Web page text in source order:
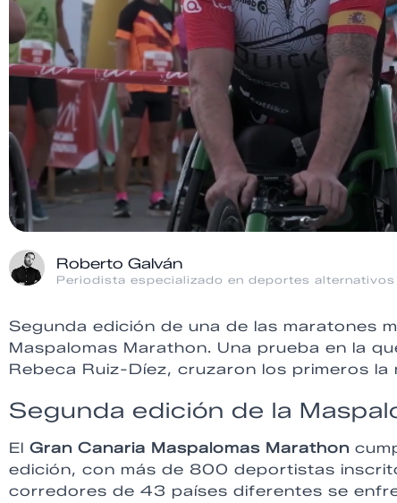
Roberto Galván
Periodista especializado en deportes alternativos
Segunda edición de una de las maratones
Maspalomas Marathon. Una prueba en la
Rebeca Ruiz-Díez, cruzaron los primeros la
Segunda edición de la
El Gran Canaria Maspalomas Marathon
edición, con más de 800 deportistas
corredores de 43 países diferentes se